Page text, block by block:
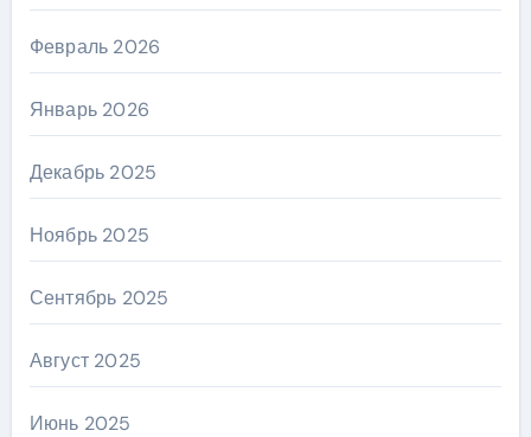
Февраль 2026
Январь 2026
Декабрь 2025
Ноябрь 2025
Сентябрь 2025
Август 2025
Июнь 2025